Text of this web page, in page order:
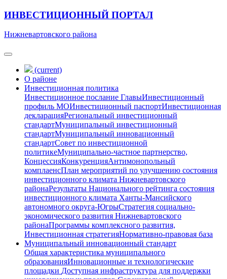
ИНВЕСТИЦИОННЫЙ ПОРТАЛ
Нижневартовского района
(current)
О районе
Инвестиционная политика
Инвестиционное послание ГлавыИнвестиционный
профиль МОИнвестиционный паспортИнвестиционная
декларацияРегиональный инвестиционный
стандартМуниципальный инвестиционный
стандартМуниципальный инновационный
стандартСовет по инвестиционной
политикеМуниципально-частное партнерство,
КонцессияКонкуренцияАнтимонопольный
комплаенсПлан мероприятий по улучшению состояния
инвестиционного климата Нижневартовского
районаРезультаты Национального рейтинга состояния
инвестиционного климата Ханты-Мансийского
автономного округа-ЮгрыСтратегия социально-
экономического развития Нижневартовского
районаПрограммы комплексного развития,
Инвестиционная стратегияНормативно-правовая база
Муниципальный инновационный стандарт
Общая характеристика муниципального
образованияИнновационные и технологические
площадки Доступная инфраструктура для поддержки